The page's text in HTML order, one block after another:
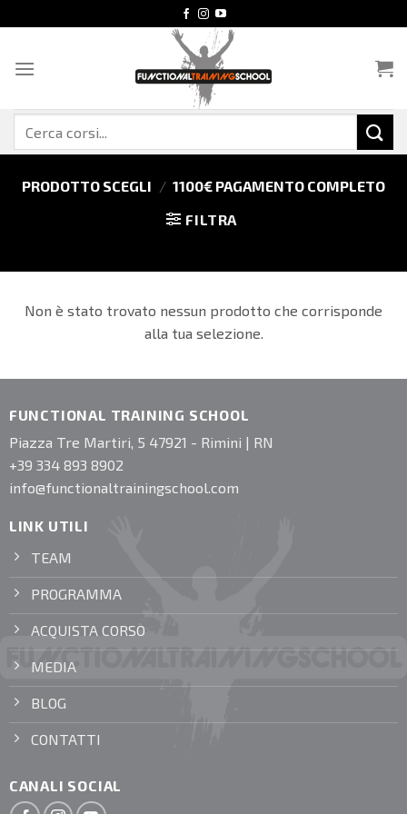
ai
PRODOTTO SCEGLI / 1100€ PAGAMENTO COMPLETO
FILTRA
Non è stato trovato nessun prodotto che corrisponde
alla tua selezione.
FUNCTIONAL TRAINING SCHOOL
Piazza Tre Martiri, 5 47921 - Rimini | RN
+39 334 893 8902
info@functionaltrainingschool.com
LINK UTILI
TEAM
PROGRAMMA
ACQUISTA CORSO
MEDIA
BLOG
CONTATTI
CANALI SOCIAL